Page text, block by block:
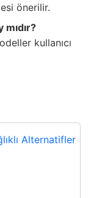
önerilir.
kullanıcı